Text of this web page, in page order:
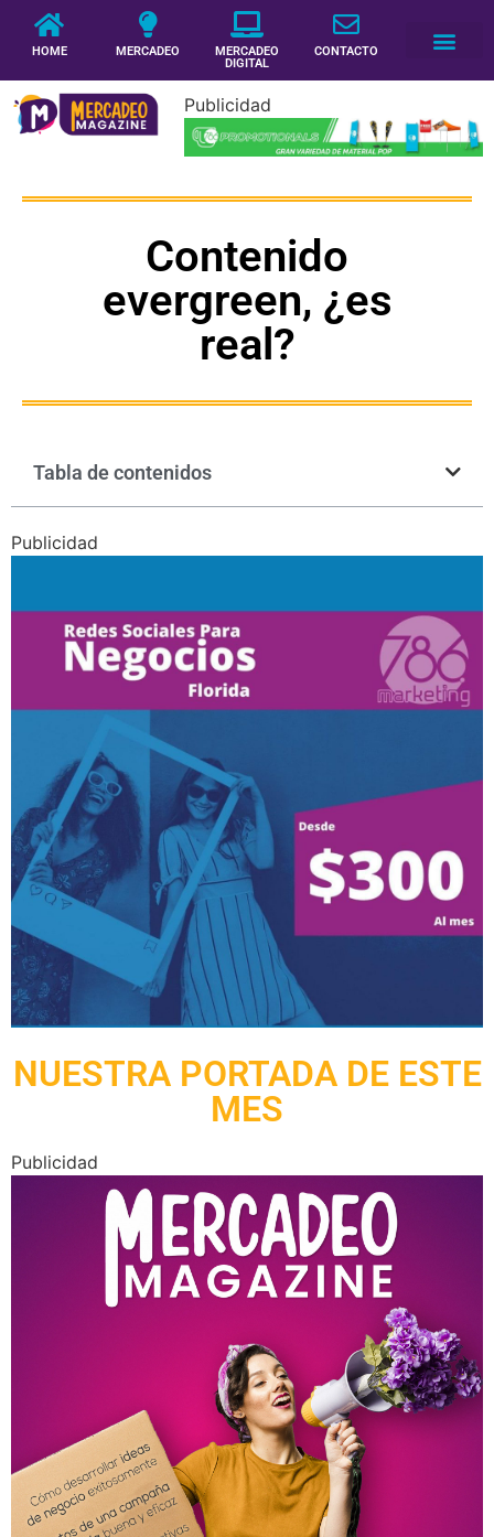
HOME MERCADEO
MERCADEO
DIGITAL
CONTACTO
Publicidad
Contenido
evergreen, ¿es
real?
Tabla de contenidos
Publicidad
NUESTRA PORTADA DE ESTE
MES
Publicidad